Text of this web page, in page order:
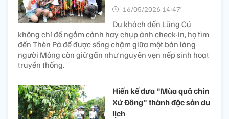
16/05/2026 14:47’
Du khách đến Lũng Cú
không chỉ để ngắm cảnh hay chụp ảnh check-in, họ tìm
đến Thèn Pả để được sống chậm giữa một bản làng
người Mông còn giữ gần như nguyên vẹn nếp sinh hoạt
truyền thống.
Hiến kế đưa "Mùa quả chín
Xứ Đông" thành đặc sản du
lịch